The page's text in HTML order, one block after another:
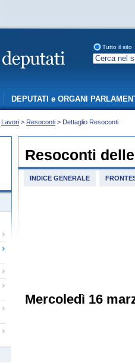
Tutto il sito
DEPUTATI e ORGANI
Lavori > Resoconti > Dettaglio Resoconti
Resoconti
INDICE GENERALE
Mercoledì 16